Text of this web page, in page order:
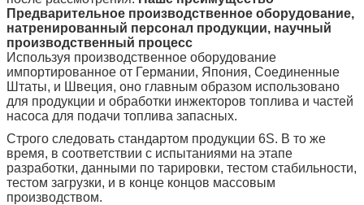
Предварительное производственное оборудование,
натренированный персонал продукции, научный
производственный процесс
Используя производственное оборудование
импортированное от Германии, Япония, Соединенные
Штаты, и Швеция, оно главным образом использовано
для продукции и обработки инжекторов топлива и частей
насоса для подачи топлива запасных.
Строго следовать стандартом продукции 6S. В то же
время, в соответствии с испытаниями на этапе
разработки, данными по тарировки, тестом стабильности,
тестом загрузки, и в конце концов массовым
производством.